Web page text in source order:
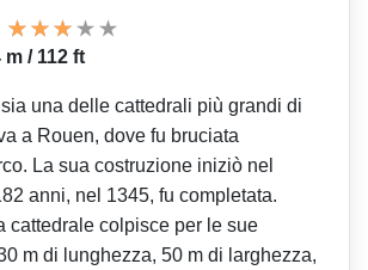
/ 112 ft
una delle cattedrali più grandi di
a Rouen, dove fu bruciata
La sua costruzione iniziò nel
anni, nel 1345, fu completata.
cattedrale colpisce per le sue
m di lunghezza, 50 m di larghezza,